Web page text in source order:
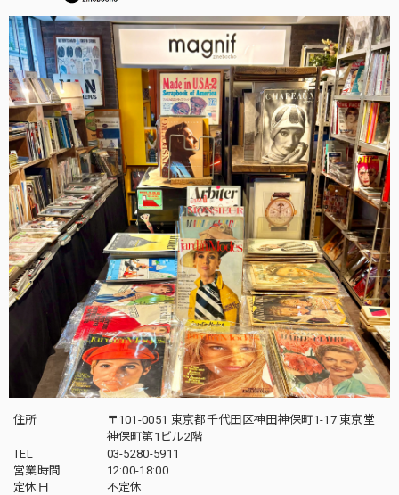
住所
〒101-0051 東京都千代田区神田神保町1-17 東京堂
神保町第1ビル2階
TEL
03-5280-5911
営業時間
12:00-18:00
定休日
不定休